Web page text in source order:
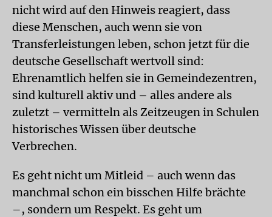
nicht wird auf den Hinweis reagiert, dass
diese Menschen, auch wenn sie von
Transferleistungen leben, schon jetzt für die
deutsche Gesellschaft wertvoll sind:
Ehrenamtlich helfen sie in Gemeindezentren,
sind kulturell aktiv und – alles andere als
zuletzt – vermitteln als Zeitzeugen in Schulen
historisches Wissen über deutsche
Verbrechen.
Es geht nicht um Mitleid – auch wenn das
manchmal schon ein bisschen Hilfe brächte
–, sondern um Respekt. Es geht um